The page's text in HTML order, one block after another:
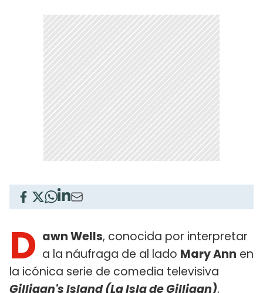
D awn Wells, conocida por interpretar
a la náufraga de al lado Mary Ann en
la icónica serie de comedia televisiva
Gilligan's Island (La Isla de Gilligan),